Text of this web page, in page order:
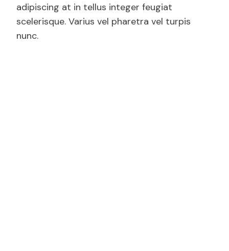
adipiscing at in tellus integer feugiat
scelerisque. Varius vel pharetra vel turpis
nunc.